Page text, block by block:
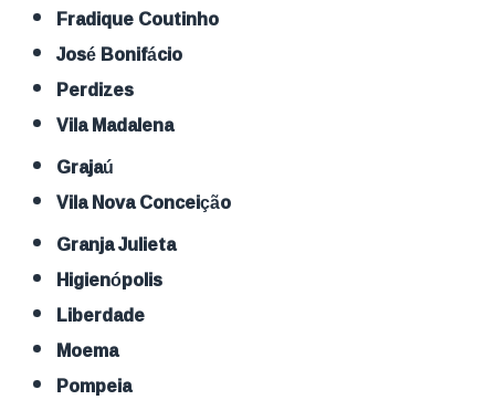
Fradique Coutinho
José Bonifácio
Perdizes
Vila Madalena
Grajaú
Vila Nova Conceição
Granja Julieta
Higienópolis
Liberdade
Moema
Pompeia